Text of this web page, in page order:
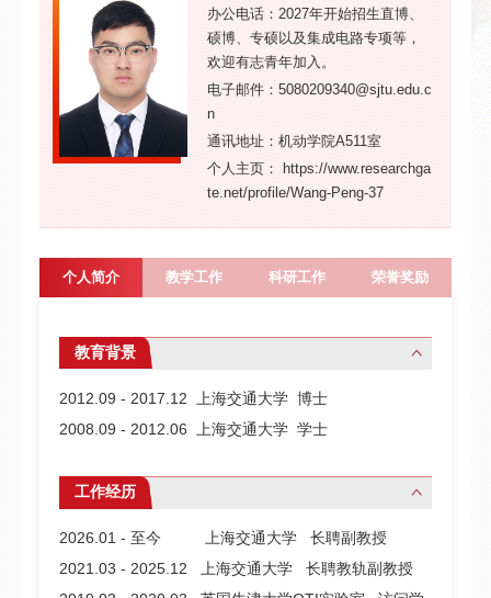
办公电话：2027年开始招生直博、
硕博、专硕以及集成电路专项等，
欢迎有志青年加入。
电子邮件：5080209340@sjtu.edu.c
n
通讯地址：机动学院A511室
个人主页： https://www.researchga
te.net/profile/Wang-Peng-37
个人简介 教学工作 科研工作 荣誉奖励
教育背景
2012.09 - 2017.12 上海交通大学 博士
2008.09 - 2012.06 上海交通大学 学士
工作经历
2026.01 - 至今 上海交通大学 长聘副教授
2021.03 - 2025.12 上海交通大学 长聘教轨副教授